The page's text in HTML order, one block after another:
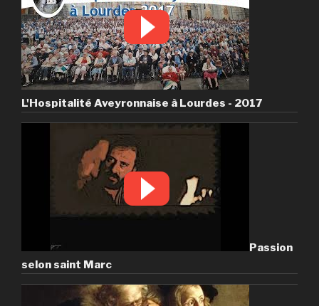
L'Hospitalité Aveyronnaise à Lourdes - 2017
Passion
selon saint Marc